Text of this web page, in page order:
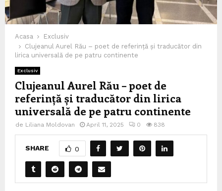
Acasa
Exclusiv
Clujeanul Aurel Rău – poet de referință și traducător din
lirica universală de pe patru continente
Exclusiv
Clujeanul Aurel Rău – poet de
referință și traducător din lirica
universală de pe patru continente
de Liliana Moldovan April 11, 2025 0 838
SHARE 0